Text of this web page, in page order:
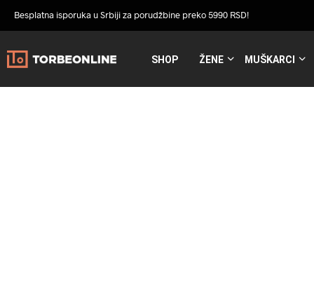
Besplatna isporuka u Srbiji za porudžbine preko 5990 RSD!
SHOP ŽENE MUŠKARCI